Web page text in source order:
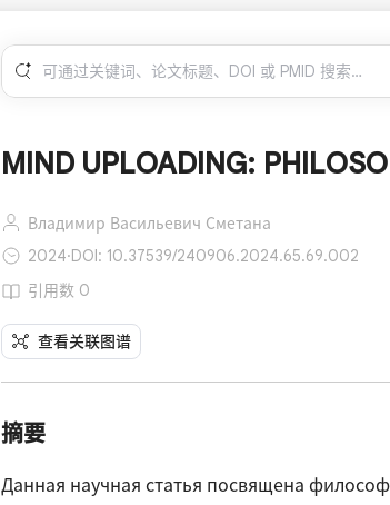
MIND UPLOADING:
Владимир Васильевич Сметана
2024·DOI: 10.37539/240906.2024.65.69.002
引用数 0
查看关联图谱
摘要
Данная научная статья посвящена